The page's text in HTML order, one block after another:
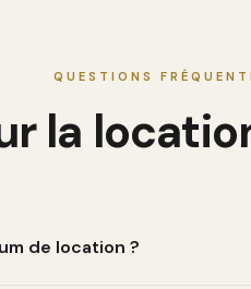
QUESTIONS
la
de location ?